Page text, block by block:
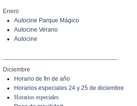
Enero
Autocine Parque Mágico
Autocine Verano
Autocine
-----------------------------------------------------------
Diciembre
Horario de fin de año
Horarios especiales 24 y 25 de diciembre
Horarios especiales